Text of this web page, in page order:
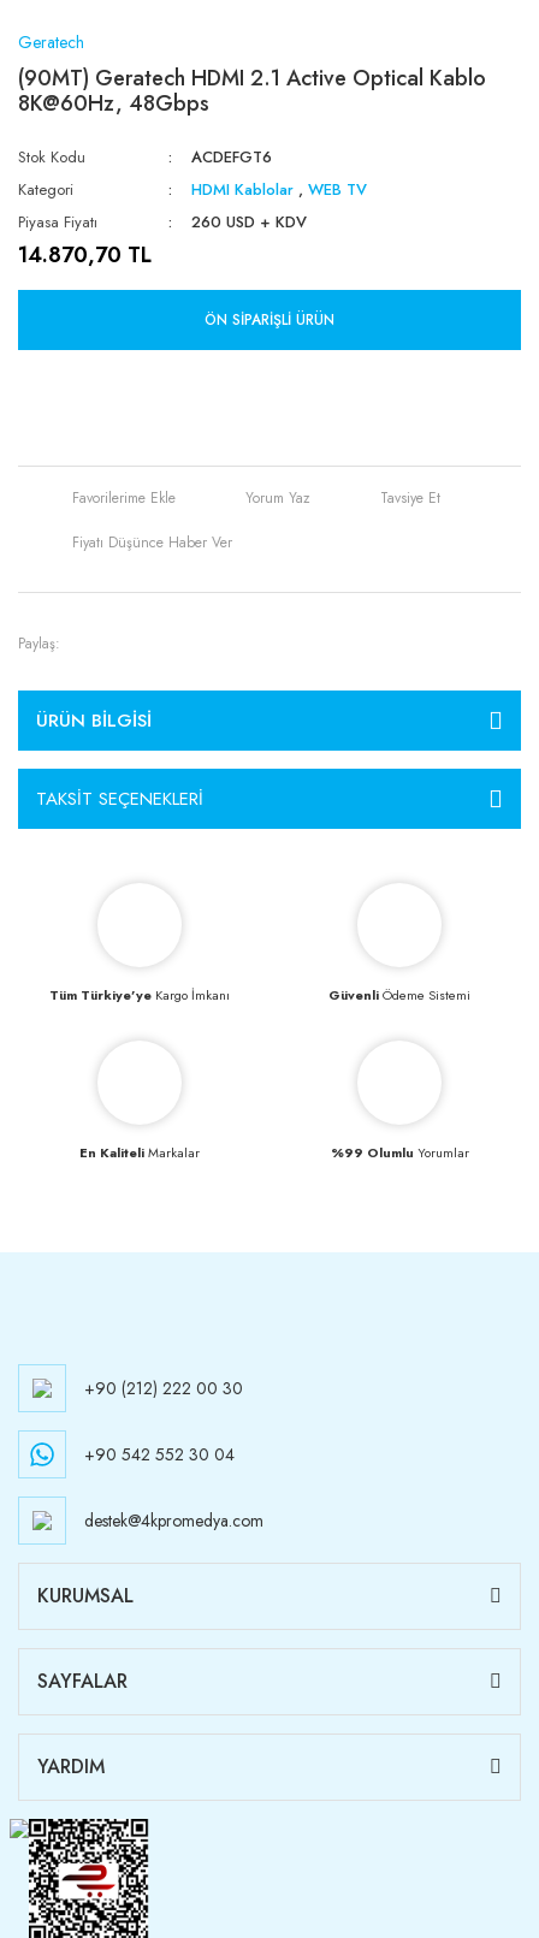
Geratech
(90MT) Geratech HDMI 2.1 Active Optical Kablo
8K@60Hz, 48Gbps
Stok Kodu
ACDEFGT6
Kategori
HDMI Kablolar ,WEB TV
Piyasa Fiyatı
260 USD + KDV
14.870,70 TL
ÖN SIPARIŞLI ÜRÜN
Yorum Yaz Tavsiye Et
Fiyatı Düşünce Haber Ver
Paylaş:
ÜRÜN BILGISI
TAKSIT SEÇENEKLERI
Tüm Türkiye’yeKargo İmkanı GüvenliÖdeme Sistemi
En KaliteliMarkalar %99 Olumlu Yorumlar
+90 (212) 222 00 30
+90 542 552 30 04
destek@4kpromedya.com
KURUMSAL
SAYFALAR
YARDIM